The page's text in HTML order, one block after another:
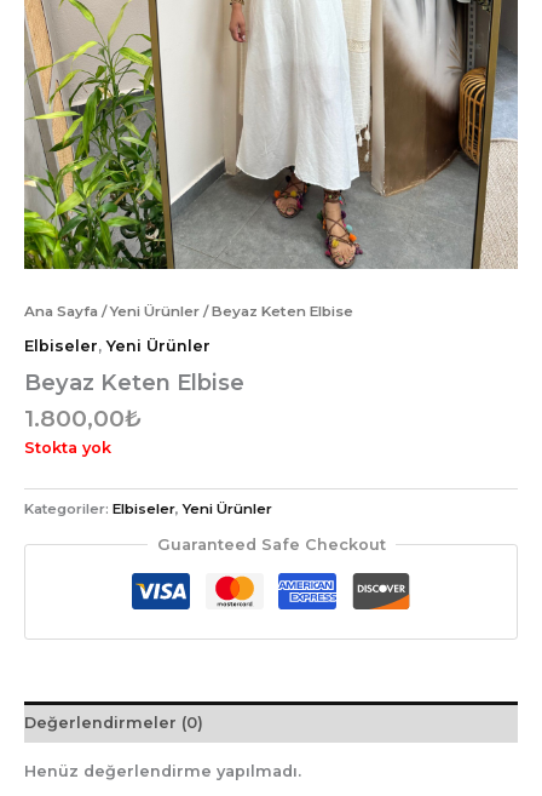
Ana Sayfa /Yeni Ürünler / Beyaz Keten Elbise
Elbiseler,Yeni Ürünler
Beyaz Keten Elbise
1.800,00₺
Stokta yok
Kategoriler: Elbiseler,Yeni Ürünler
Guaranteed Safe Checkout
Değerlendirmeler (0)
Henüz değerlendirme yapılmadı.